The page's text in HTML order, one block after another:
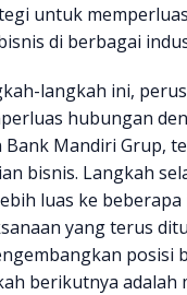
untuk
di berbagai
langkah ini,
hubungan
Bank Mandiri Grup,
bisnis. Langkah
luas ke
yang terus
posisi
berikutnya